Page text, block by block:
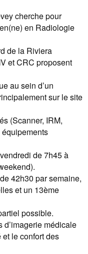
cherche pour
en Radiologie
de la Riviera
et CRC proposent
au sein d’un
sur le site
(Scanner, IRM,
de 7h45 à
42h30 par semaine,
et un 13ème
possible.
d’imagerie médicale
le confort des